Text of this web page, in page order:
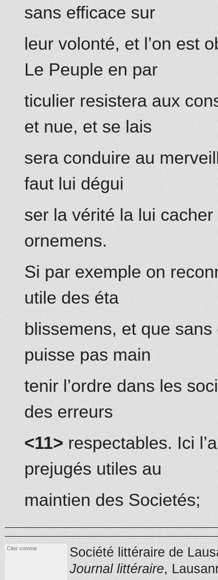
sans efficace sur
leur volonté, et l’on est
Le Peuple en par
ticulier resistera aux
et nue, et se lais
sera conduire au
faut lui dégui
ser la vérité la lui
ornemens.
Si par exemple on
utile des éta
blissemens, et que
puisse pas main
tenir l’ordre dans les
des erreurs
<11> respectables. Ici
prejugés utiles au
maintien des Societés;
Citer comme
Société littéraire de
Journal littéraire,